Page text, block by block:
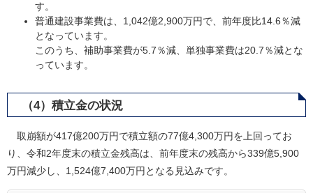
す。
普通建設事業費は、1,042億2,900万円で、前年度比14.6％減
となっています。
このうち、補助事業費が5.7％減、単独事業費は20.7％減とな
っています。
（4）積立金の状況
取崩額が417億200万円で積立額の77億4,300万円を上回ってお
り、令和2年度末の積立金残高は、前年度末の残高から339億5,900
万円減少し、1,524億7,400万円となる見込みです。